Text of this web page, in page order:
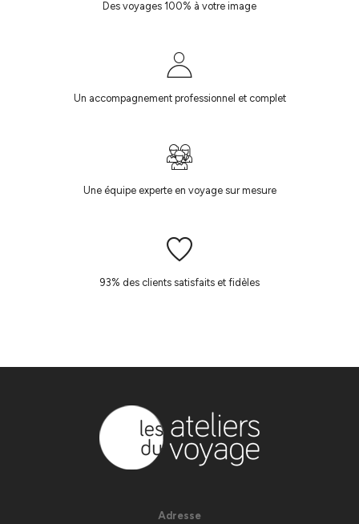
Des voyages 100% à votre image
Un accompagnement professionnel et complet
Une équipe experte en voyage sur mesure
93% des clients satisfaits et fidèles
Adresse